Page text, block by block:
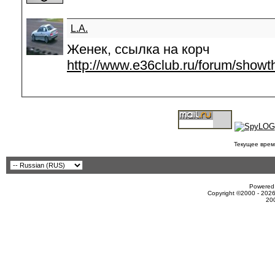
L.A.
Женек, ссылка на корч
http://www.e36club.ru/forum/
Текущее
Copyright ©2000 -